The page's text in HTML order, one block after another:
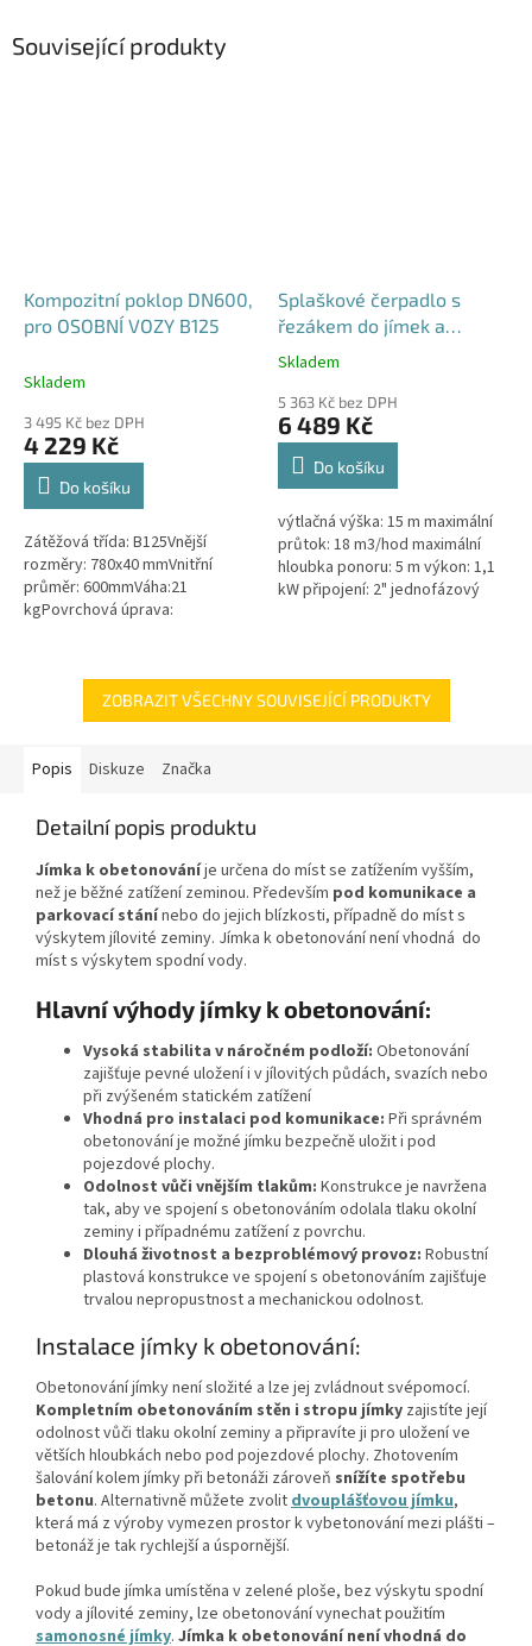
Související produkty
Kompozitní poklop DN600,
pro OSOBNÍ VOZY B125
Skladem
3 495 Kč bez DPH
4 229 Kč
Do košíku
Zátěžová třída: B125Vnější
rozměry: 780x40 mmVnitřní
průměr: 600mmVáha:21
kgPovrchová úprava:
Splaškové čerpadlo s
řezákem do jímek a
septiků - Blue Line PQD 7-
Průměrné
produktu
je
5,0
hvězdiček.
Skladem
5 363 Kč bez DPH
6 489 Kč
Do košíku
výtlačná výška: 15 m maximální
průtok: 18 m3/hod maximální
hloubka ponoru: 5 m výkon: 1,1
kW připojení: 2" jednofázový
ZOBRAZIT VŠECHNY SOUVISEJÍCÍ PRODUKTY
Popis Diskuze Značka
Detailní popis produktu
Jímka k obetonováníje určena do míst se zatížením vyšším,
než je běžné zatížení zeminou. Především pod komunikace a
parkovací stánínebo do jejich blízkosti, případně do míst s
výskytem jílovité zeminy. Jímka k obetonování není vhodná do
míst s výskytem spodní vody.
Hlavní výhody jímky k obetonování:
Vysoká stabilita v náročném podloží: Obetonování
zajišťuje pevné uložení i v jílovitých půdách, svazích nebo
při zvýšeném statickém zatížení
Vhodná pro instalaci pod komunikace: Při správném
obetonování je možné jímku bezpečně uložit i pod
pojezdové plochy.
Odolnost vůči vnějším tlakům: Konstrukce je navržena
tak, aby ve spojení s obetonováním odolala tlaku okolní
zeminy i případnému zatížení z povrchu.
Dlouhá životnost a bezproblémový provoz: Robustní
plastová konstrukce ve spojení s obetonováním zajišťuje
trvalou nepropustnost a mechanickou odolnost.
Instalace jímky k obetonování:
Obetonování jímky není složité a lze jej zvládnout svépomocí.
Kompletním obetonováním stěn i stropu jímky zajistíte její
odolnost vůči tlaku okolní zeminy a připravíte ji pro uložení ve
větších hloubkách nebo pod pojezdové plochy. Zhotovením
šalování kolem jímky při betonáži zároveň snížíte spotřebu
betonu. Alternativně můžete zvolitdvouplášťovou jímku,
která má z výroby vymezen prostor k vybetonování mezi plášti –
betonáž je tak rychlejší a úspornější.
Pokud bude jímka umístěna v zelené ploše, bez výskytu spodní
vody a jílovité zeminy, lze obetonování vynechat použitím
samonosné jímky. Jímka k obetonování není vhodná do